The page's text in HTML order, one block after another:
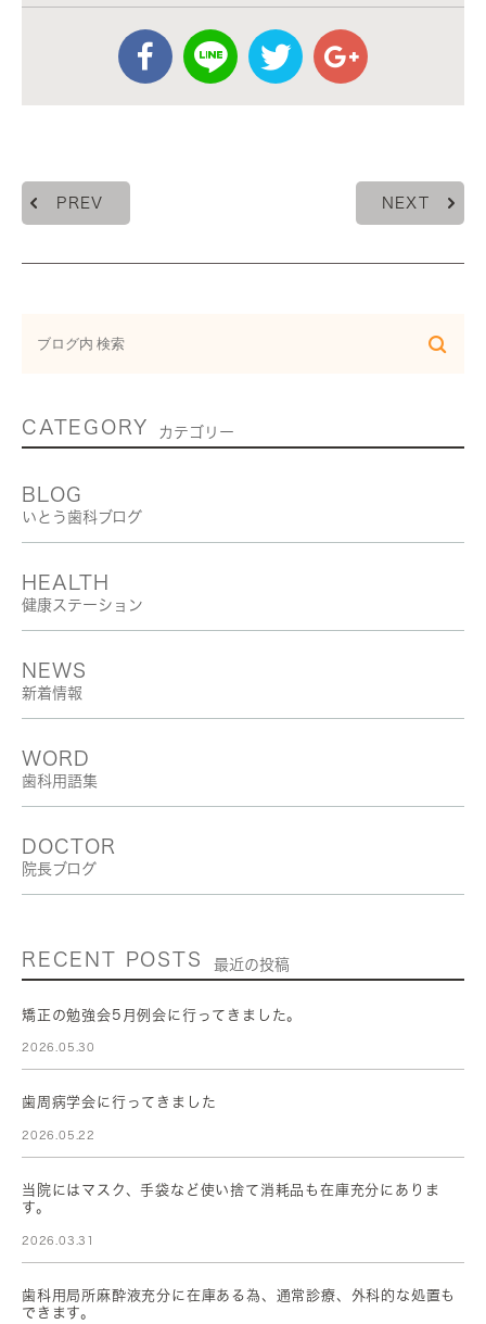
PREV NEXT
CATEGORY カテゴリー
BLOG
いとう歯科ブログ
HEALTH
健康ステーション
NEWS
新着情報
WORD
歯科用語集
DOCTOR
院長ブログ
RECENT POSTS 最近の投稿
矯正の勉強会5月例会に行ってきました。
2026.05.30
歯周病学会に行ってきました
2026.05.22
当院にはマスク、手袋など使い捨て消耗品も在庫充分にありま
す。
2026.03.31
歯科用局所麻酔液充分に在庫ある為、通常診療、外科的な処置も
できます。